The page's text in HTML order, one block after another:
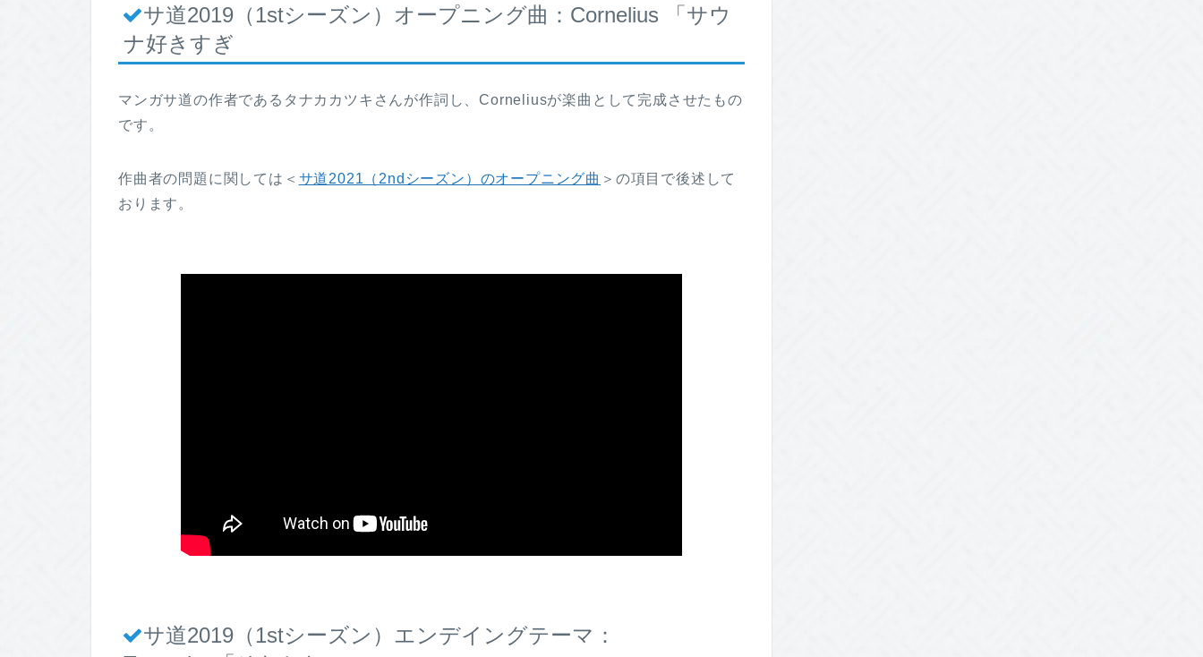
サ道2019（1stシーズン）オープニング曲：Cornelius 「サウ
ナ好きすぎ
マンガサ道の作者であるタナカカツキさんが作詞し、Corneliusが楽曲として完成させたもの
です。
作曲者の問題に関しては＜ サ道2021（2ndシーズン）のオープニング曲 ＞の項目で後述して
おります。
サ道2019（1stシーズン）エンデイングテーマ：